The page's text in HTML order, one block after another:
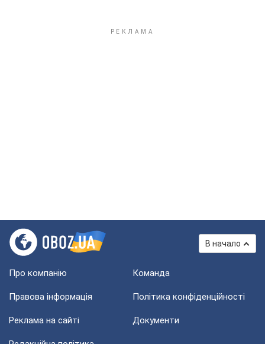
В начало
Про компанію Команда
Правова інформація Політика конфіденційності
Реклама на сайті Документи